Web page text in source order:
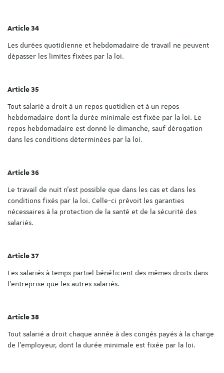
Article 34
Les durées quotidienne et hebdomadaire de travail ne peuvent
dépasser les limites fixées par la loi.
Article 35
Tout salarié a droit à un repos quotidien et à un repos
hebdomadaire dont la durée minimale est fixée par la loi. Le
repos hebdomadaire est donné le dimanche, sauf dérogation
dans les conditions déterminées par la loi.
Article 36
Le travail de nuit n'est possible que dans les cas et dans les
conditions fixés par la loi. Celle-ci prévoit les garanties
nécessaires à la protection de la santé et de la sécurité des
salariés.
Article 37
Les salariés à temps partiel bénéficient des mêmes droits dans
l'entreprise que les autres salariés.
Article 38
Tout salarié a droit chaque année à des congés payés à la charge
de l'employeur, dont la durée minimale est fixée par la loi.